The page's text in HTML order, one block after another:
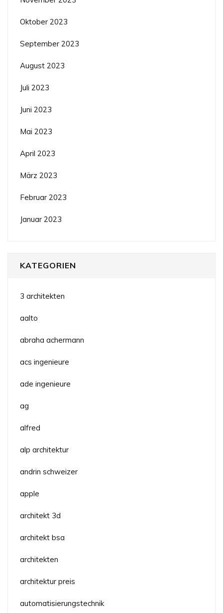
Oktober 2023
September 2023
August 2023
Juli 2023
Juni 2023
Mai 2023
April 2023
März 2023
Februar 2023
Januar 2023
KATEGORIEN
3 architekten
aalto
abraha achermann
acs ingenieure
ade ingenieure
ag
alfred
alp architektur
andrin schweizer
apple
architekt 3d
architekt bsa
architekten
architektur preis
automatisierungstechnik